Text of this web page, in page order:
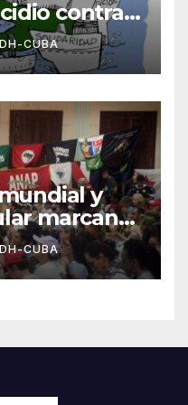
contra
López
CUBA
y
marcan
CUBA